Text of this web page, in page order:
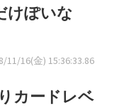
けぽいな
11/16(金) 15:36:33.86
カードレベ